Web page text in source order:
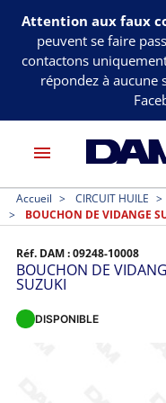
Attention aux faux
peuvent se faire
contactons
répondez à
menu
Accueil CIRCUIT HUILE
BOUCHON DE VIDANGE
Réf. DAM :09248-10008
BOUCHON DE
SUZUKI
DISPONIBLE